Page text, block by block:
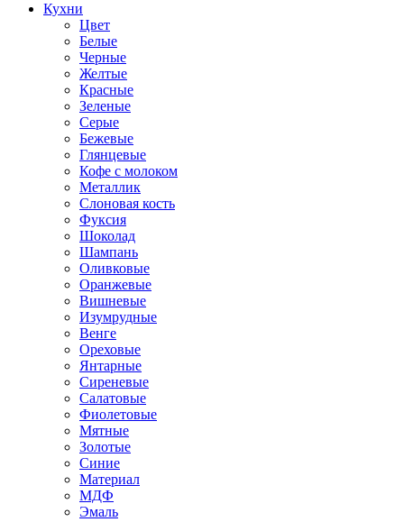
Кухни
Цвет
Белые
Черные
Желтые
Красные
Зеленые
Серые
Бежевые
Глянцевые
Кофе с молоком
Металлик
Слоновая кость
Фуксия
Шоколад
Шампань
Оливковые
Оранжевые
Вишневые
Изумрудные
Венге
Ореховые
Янтарные
Сиреневые
Салатовые
Фиолетовые
Мятные
Золотые
Синие
Материал
МДФ
Эмаль